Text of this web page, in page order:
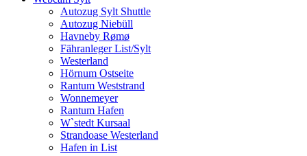
Autozug Sylt Shuttle
Autozug Niebüll
Havneby Rømø
Fähranleger List/Sylt
Westerland
Hörnum Ostseite
Rantum Weststrand
Wonnemeyer
Rantum Hafen
W`stedt Kursaal
Strandoase Westerland
Hafen in List